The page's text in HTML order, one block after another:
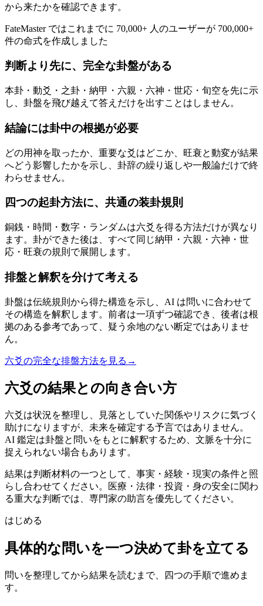
から来たかを確認できます。
FateMaster ではこれまでに 70,000+ 人のユーザーが 700,000+
件の命式を作成しました
判断より先に、完全な卦盤がある
本卦・動爻・之卦・納甲・六親・六神・世応・旬空を先に示
し、卦盤を飛び越えて答えだけを出すことはしません。
結論には卦中の根拠が必要
どの用神を取ったか、重要な爻はどこか、旺衰と動変が結果
へどう影響したかを示し、卦辞の繰り返しや一般論だけで終
わらせません。
四つの起卦方法に、共通の装卦規則
銅銭・時間・数字・ランダムは六爻を得る方法だけが異なり
ます。卦ができた後は、すべて同じ納甲・六親・六神・世
応・旺衰の規則で展開します。
排盤と解釈を分けて考える
卦盤は伝統規則から得た構造を示し、AI は問いに合わせて
その構造を解釈します。前者は一項ずつ確認でき、後者は根
拠のある参考であって、疑う余地のない断定ではありませ
ん。
六爻の完全な排盤方法を見る →
六爻の結果との向き合い方
六爻は状況を整理し、見落としていた関係やリスクに気づく
助けになりますが、未来を確定する予言ではありません。
AI 鑑定は卦盤と問いをもとに解釈するため、文脈を十分に
捉えられない場合もあります。
結果は判断材料の一つとして、事実・経験・現実の条件と照
らし合わせてください。医療・法律・投資・身の安全に関わ
る重大な判断では、専門家の助言を優先してください。
はじめる
具体的な問いを一つ決めて卦を立てる
問いを整理してから結果を読むまで、四つの手順で進めま
す。